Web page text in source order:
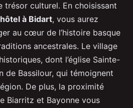
trésor culturel. En choisissant
hôtel à Bidart, vous aurez
au cœur de l’histoire basque
ancestrales. Le village
dont l’église Sainte-
de Bassilour, qui témoignent
De plus, la proximité
Biarritz et Bayonne vous